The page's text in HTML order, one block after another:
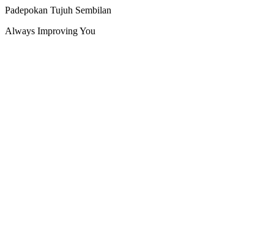
Padepokan Tujuh Sembilan
Always Improving You